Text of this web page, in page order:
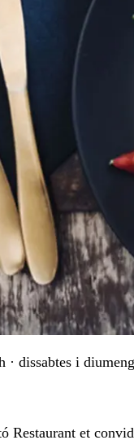
dissabtes i
Restaurant et